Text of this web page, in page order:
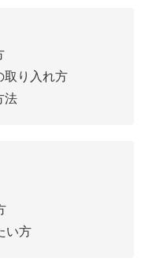
取り入れ方
法
い方